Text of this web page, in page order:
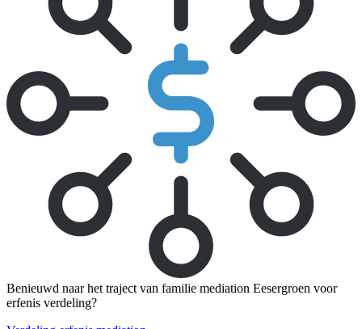
Benieuwd naar het traject van familie mediation Eesergroen voor
erfenis verdeling?